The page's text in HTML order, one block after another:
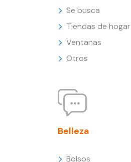
Se busca
Tiendas de hogar
Ventanas
Otros
Belleza
Bolsos